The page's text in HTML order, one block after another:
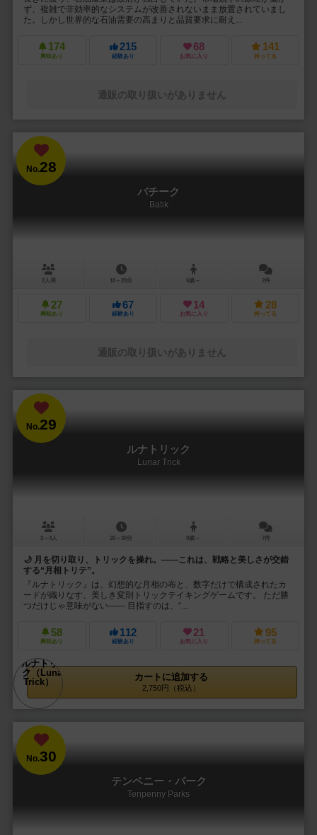
ず、複雑で非効率的なシステムが改善されないまま放置されていまし
た。しかし世界的な石油需要の高まりと品質要求に耐え...
174
興味あり
215
経験あり
68
お気に入り
141
持ってる
通販の取り扱いがありません
No.28
バチーク
Batik
2人用 10～20分 6歳～ 2件
27
興味あり
67
経験あり
14
お気に入り
28
持ってる
通販の取り扱いがありません
No.29
ルナトリック
Lunar Trick
3～4人 20～30分 8歳～ 7件
🌙 月を切り取り、トリックを操れ。――これは、戦略と美しさが交錯
する“月相トリテ”。
『ルナトリック』は、幻想的な月相の布と、数字だけで構成されたカ
ードが織りなす、美しき変則トリックテイキングゲームです。 ただ勝
つだけじゃ意味がない―― 目指すのは、“...
58
興味あり
112
経験あり
21
お気に入り
95
持ってる
カートに追加する
2,750円（税込）
No.30
テンペニー・パーク
Tenpenny Parks